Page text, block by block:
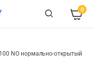
0
NO нормально-открытый